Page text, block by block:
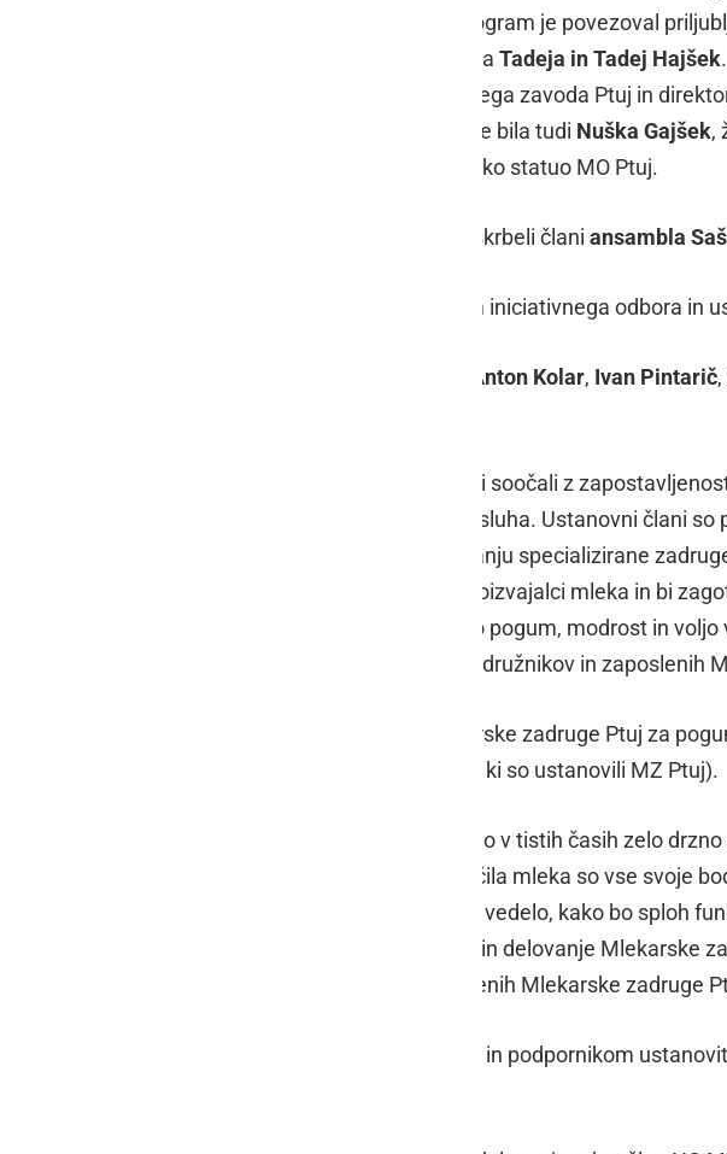
zaposlenim v Mlekarski zadrugi. Program je povezoval
kulturnem programu pa sta nastopila Tadeja in Tadej Hajšek
Zadružne zveze Slovenije, Kmetijskega zavoda Ptuj in
prodaja mleko. Med častnimi gosti je bila tudi Nuška Gajšek,
priložnosti izročila direktorju MZ veliko statuo MO Ptuj.
Za obilo dobre volje so po kosilu poskrbeli člani ansambla
Podelitev nagrad še živečim članom iniciativnega odbora in
Anton Kolar, Ivan Pintarič,
Proizvajalci mleka so se pred 30. leti soočali z
veliko težavami, za katere ni bilo posluha. Ustanovni člani
na bolje, drzno pristopili k ustanavljanju specializirane
težavami, s katerimi se srečujejo proizvajalci mleka in bi
članom, ki to potrebujejo. Za njihovo pogum, modrost in
delovanja so se jim v imenu vseh zadružnikov in zaposlenih
Zahvala ustanovnim članom Mlekarske zadruge Ptuj za
zadrugi Ptuj (121 ustanovnih članov ki so ustanovili MZ Ptuj).
Pridružitev novonastali zadrugi je bilo v tistih časih zelo
obstoj je bil odvisen od rednega plačila mleka so vse svoje
organizacije, za katero se seveda ni vedelo, kako bo sploh
odločitvi, da podprejo ustanavljanje in delovanje Mlekarske
zadružnikov in zadružnic ter zaposlenih Mlekarske zadruge
Podelitev nagrad zaslužnim članom in podpornikom